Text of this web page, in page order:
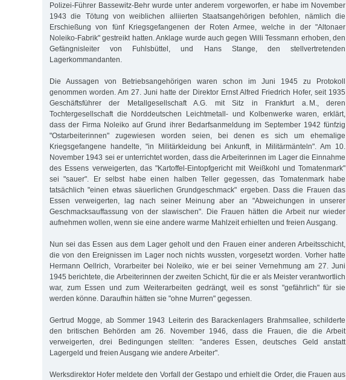
Polizei-Führer Bassewitz-Behr wurde unter anderem vorgeworfen, er habe im November
1943 die Tötung von weiblichen alliierten Staatsangehörigen befohlen, nämlich die
Erschießung von fünf Kriegsgefangenen der Roten Armee, welche in der "Altonaer
Noleiko-Fabrik" gestreikt hatten. Anklage wurde auch gegen Willi Tessmann erhoben, den
Gefängnisleiter von Fuhlsbüttel, und Hans Stange, den stellvertretenden
Lagerkommandanten.
Die Aussagen von Betriebsangehörigen waren schon im Juni 1945 zu Protokoll
genommen worden. Am 27. Juni hatte der Direktor Ernst Alfred Friedrich Hofer, seit 1935
Geschäftsfüh­rer der Metallgesellschaft A.G. mit Sitz in Frankfurt a. M., deren
Tochtergesellschaft die Norddeutschen Leichtmetall- und Kolbenwerke waren, erklärt,
dass der Firma Noleiko auf Grund ihrer Bedarfsanmeldung im September 1942 fünfzig
"Ostarbeiterinnen" zugewiesen worden seien, bei denen es sich um ehemalige
Kriegsgefangene handelte, "in Militärkleidung bei Ankunft, in Militärmänteln". Am 10.
November 1943 sei er unterrichtet worden, dass die Arbeiterinnen im Lager die Einnahme
des Essens verweigerten, das "Kartoffel-Eintopfgericht mit Weißkohl und Tomatenmark"
sei "sauer". Er selbst habe einen halben Teller gegessen, das Tomatenmark habe
tatsächlich "einen etwas säuerlichen Grundgeschmack" ergeben. Dass die Frauen das
Essen verweigerten, lag nach seiner Meinung aber an "Abweichungen in unserer
Geschmacksauffassung von der slawischen". Die Frauen hätten die Arbeit nur wieder
aufnehmen wollen, wenn sie eine andere warme Mahlzeit erhielten und freien Ausgang.
Nun sei das Essen aus dem Lager geholt und den Frauen einer anderen Arbeitsschicht,
die von den Ereignissen im Lager noch nichts wussten, vorgesetzt worden. Vorher hatte
Hermann Oellrich, Vorarbeiter bei Noleiko, wie er bei seiner Vernehmung am 27. Juni
1945 berichtete, die Arbeiterinnen der zweiten Schicht, für die er als Meister verantwortlich
war, zum Essen und zum Weiterarbeiten gedrängt, weil es sonst "gefährlich" für sie
werden könne. Daraufhin hätten sie "ohne Murren" gegessen.
Gertrud Mogge, ab Sommer 1943 Leiterin des Barackenlagers Brahmsallee, schilderte
den britischen Behörden am 26. November 1946, dass die Frauen, die die Arbeit
verweigerten, drei Bedingungen stellten: "anderes Essen, deutsches Geld anstatt
Lagergeld und freien Ausgang wie andere Arbeiter".
Werksdirektor Hofer meldete den Vorfall der Gestapo und erhielt die Order, die Frauen aus